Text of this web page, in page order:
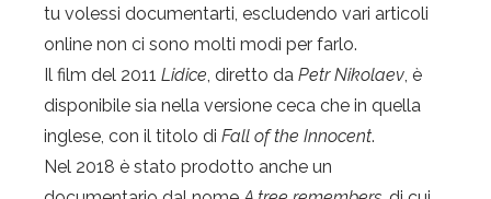
tu volessi documentarti, escludendo vari articoli
online non ci sono molti modi per farlo.
Il film del 2011 Lidice, diretto da Petr Nikolaev, è
disponibile sia nella versione ceca che in quella
inglese, con il titolo di Fall of the Innocent.
Nel 2018 è stato prodotto anche un
Privacy & Cookies Policy